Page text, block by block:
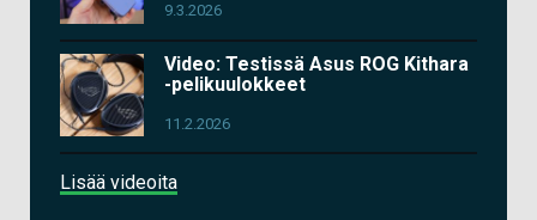
9.3.2026
Video: Testissä Asus ROG Kithara
-pelikuulokkeet
11.2.2026
Lisää videoita